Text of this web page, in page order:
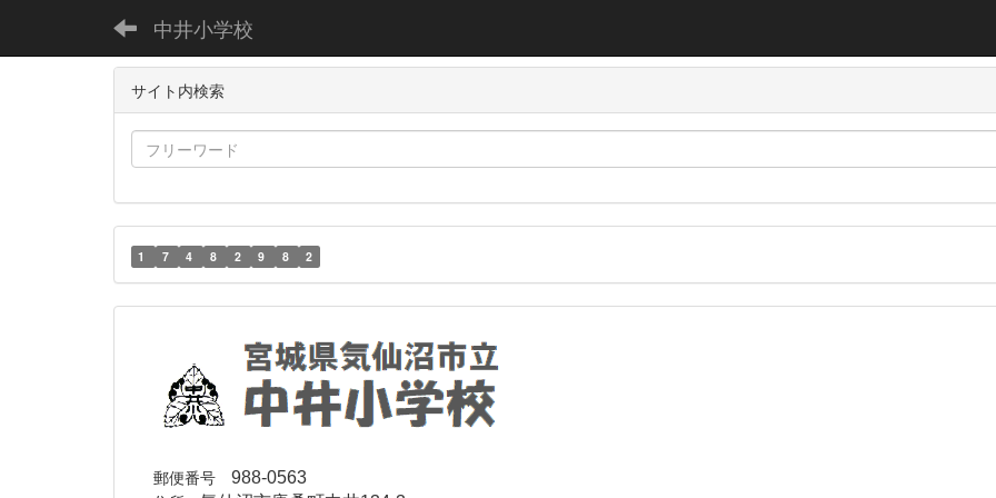
中井小学校
サイト内検索
1 7 4 8 2 9 8 2
郵便番号 988-0563